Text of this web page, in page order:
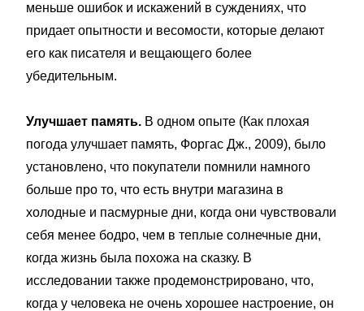
меньше ошибок и искажений в суждениях, что
придает опытности и весомости, которые делают
его как писателя и вещающего более
убедительным.
Улучшает память. В одном опыте (Как плохая
погода улучшает память, Форгас Дж., 2009), было
установлено, что покупатели помнили намного
больше про то, что есть внутри магазина в
холодные и пасмурные дни, когда они чувствовали
себя менее бодро, чем в теплые солнечные дни,
когда жизнь была похожа на сказку. В
исследовании также продемонстрировано, что,
когда у человека не очень хорошее настроение, он